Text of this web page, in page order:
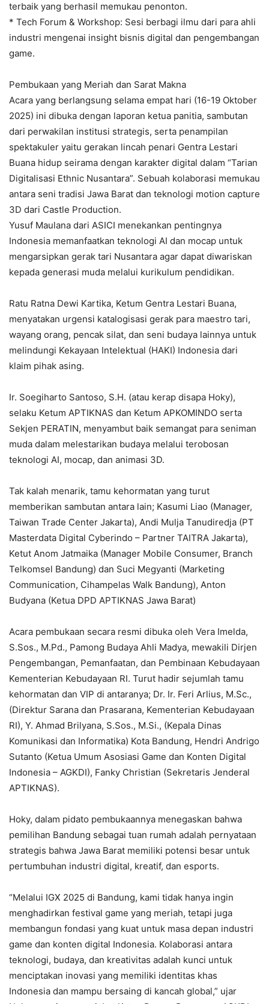
terbaik yang berhasil memukau penonton.
* Tech Forum & Workshop: Sesi berbagi ilmu dari para ahli
industri mengenai insight bisnis digital dan pengembangan
game.
Pembukaan yang Meriah dan Sarat Makna
Acara yang berlangsung selama empat hari (16-19 Oktober
2025) ini dibuka dengan laporan ketua panitia, sambutan
dari perwakilan institusi strategis, serta penampilan
spektakuler yaitu gerakan lincah penari Gentra Lestari
Buana hidup seirama dengan karakter digital dalam “Tarian
Digitalisasi Ethnic Nusantara”. Sebuah kolaborasi memukau
antara seni tradisi Jawa Barat dan teknologi motion capture
3D dari Castle Production.
Yusuf Maulana dari ASICI menekankan pentingnya
Indonesia memanfaatkan teknologi AI dan mocap untuk
mengarsipkan gerak tari Nusantara agar dapat diwariskan
kepada generasi muda melalui kurikulum pendidikan.
Ratu Ratna Dewi Kartika, Ketum Gentra Lestari Buana,
menyatakan urgensi katalogisasi gerak para maestro tari,
wayang orang, pencak silat, dan seni budaya lainnya untuk
melindungi Kekayaan Intelektual (HAKI) Indonesia dari
klaim pihak asing.
Ir. Soegiharto Santoso, S.H. (atau kerap disapa Hoky),
selaku Ketum APTIKNAS dan Ketum APKOMINDO serta
Sekjen PERATIN, menyambut baik semangat para seniman
muda dalam melestarikan budaya melalui terobosan
teknologi AI, mocap, dan animasi 3D.
Tak kalah menarik, tamu kehormatan yang turut
memberikan sambutan antara lain; Kasumi Liao (Manager,
Taiwan Trade Center Jakarta), Andi Mulja Tanudiredja (PT
Masterdata Digital Cyberindo – Partner TAITRA Jakarta),
Ketut Anom Jatmaika (Manager Mobile Consumer, Branch
Telkomsel Bandung) dan Suci Megyanti (Marketing
Communication, Cihampelas Walk Bandung), Anton
Budyana (Ketua DPD APTIKNAS Jawa Barat)
Acara pembukaan secara resmi dibuka oleh Vera Imelda,
S.Sos., M.Pd., Pamong Budaya Ahli Madya, mewakili Dirjen
Pengembangan, Pemanfaatan, dan Pembinaan Kebudayaan
Kementerian Kebudayaan RI. Turut hadir sejumlah tamu
kehormatan dan VIP di antaranya; Dr. Ir. Feri Arlius, M.Sc.,
(Direktur Sarana dan Prasarana, Kementerian Kebudayaan
RI), Y. Ahmad Brilyana, S.Sos., M.Si., (Kepala Dinas
Komunikasi dan Informatika) Kota Bandung, Hendri Andrigo
Sutanto (Ketua Umum Asosiasi Game dan Konten Digital
Indonesia – AGKDI), Fanky Christian (Sekretaris Jenderal
APTIKNAS).
Hoky, dalam pidato pembukaannya menegaskan bahwa
pemilihan Bandung sebagai tuan rumah adalah pernyataan
strategis bahwa Jawa Barat memiliki potensi besar untuk
pertumbuhan industri digital, kreatif, dan esports.
“Melalui IGX 2025 di Bandung, kami tidak hanya ingin
menghadirkan festival game yang meriah, tetapi juga
membangun fondasi yang kuat untuk masa depan industri
game dan konten digital Indonesia. Kolaborasi antara
teknologi, budaya, dan kreativitas adalah kunci untuk
menciptakan inovasi yang memiliki identitas khas
Indonesia dan mampu bersaing di kancah global,” ujar